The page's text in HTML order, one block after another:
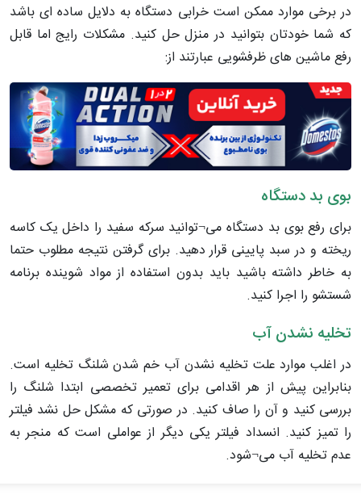
در برخی موارد ممکن است خرابی دستگاه به دلایل ساده ای باشد
که شما خودتان بتوانید در منزل حل کنید. مشکلات رایج اما قابل
رفع ماشین های ظرفشویی عبارتند از:
بوی بد دستگاه
برای رفع بوی بد دستگاه می¬توانید سرکه سفید را داخل یک کاسه
ریخته و در سبد پایینی قرار دهید. برای گرفتن نتیجه مطلوب حتما
به خاطر داشته باشید باید بدون استفاده از مواد شوینده برنامه
شستشو را اجرا کنید.
تخلیه نشدن آب
در اغلب موارد علت تخلیه نشدن آب خم شدن شلنگ تخلیه است.
بنابراین پیش از هر اقدامی برای تعمیر تخصصی ابتدا شلنگ را
بررسی کنید و آن را صاف کنید. در صورتی که مشکل حل نشد فیلتر
را تمیز کنید. انسداد فیلتر یکی دیگر از عواملی است که منجر به
عدم تخلیه آب می¬شود.